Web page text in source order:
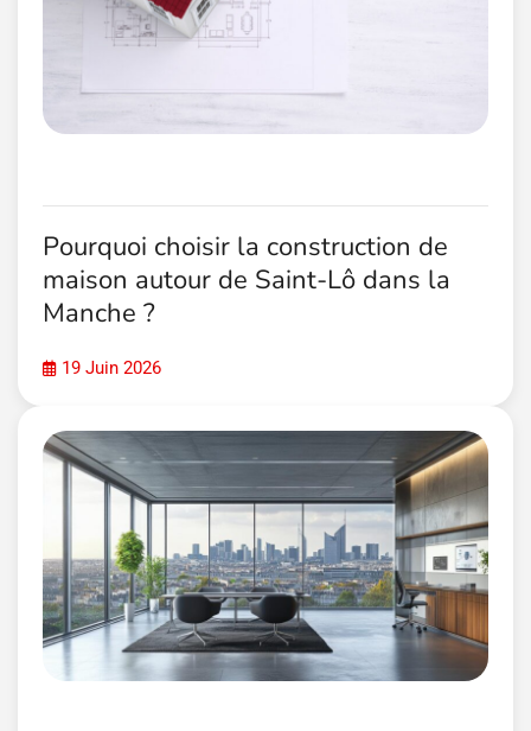
Pourquoi choisir la construction de
maison autour de Saint-Lô dans la
Manche ?
19 Juin 2026